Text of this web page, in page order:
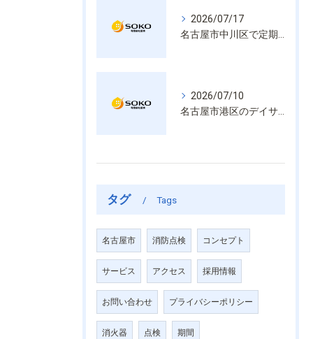
2026/07/17
名古屋市中川区で定期的な消防設備点検や整備はいざという時の命を守る安心管理
2026/07/10
名古屋市港区のデイサービス消防設備点検は消火器具や誘導灯も丁寧に作業を進めます
タグ Tags
名古屋市 消防点検 コンセプト
サービス アクセス 採用情報
お問い合わせ プライバシーポリシー
消火器 点検 期間